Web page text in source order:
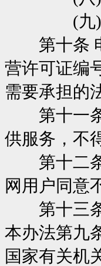
(九)含有
第十条 电
营许可证编
需要承担的
第十一条
供服务，不
第十二条
网用户同意
第十三条
本办法第九
国家有关机